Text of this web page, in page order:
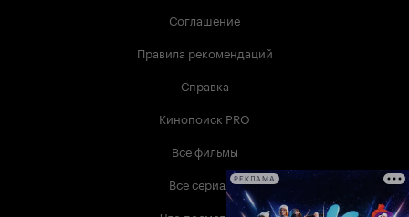
Соглашение
Правила рекомендаций
Справка
Кинопоиск PRO
Все фильмы
Все сериалыРЕКЛАМА